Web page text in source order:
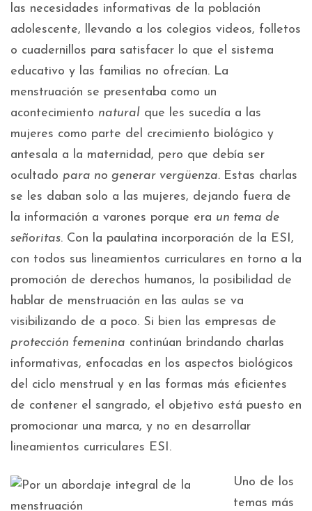
las necesidades informativas de la población
adolescente, llevando a los colegios videos, folletos
o cuadernillos para satisfacer lo que el sistema
educativo y las familias no ofrecían. La
menstruación se presentaba como un
acontecimiento natural que les sucedía a las
mujeres como parte del crecimiento biológico y
antesala a la maternidad, pero que debía ser
ocultado para no generar vergüenza. Estas charlas
se les daban solo a las mujeres, dejando fuera de
la información a varones porque era un tema de
señoritas. Con la paulatina incorporación de la ESI,
con todos sus lineamientos curriculares en torno a la
promoción de derechos humanos, la posibilidad de
hablar de menstruación en las aulas se va
visibilizando de a poco. Si bien las empresas de
protección femenina continúan brindando charlas
informativas, enfocadas en los aspectos biológicos
del ciclo menstrual y en las formas más eficientes
de contener el sangrado, el objetivo está puesto en
promocionar una marca, y no en desarrollar
lineamientos curriculares ESI.
Uno de los
temas más